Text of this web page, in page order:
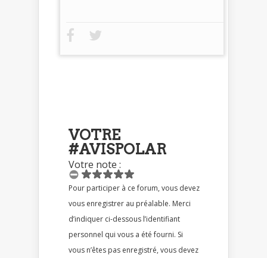
VOTRE
#AVISPOLAR
Votre note :
Pour participer à ce forum, vous devez
vous enregistrer au préalable. Merci
d’indiquer ci-dessous l’identifiant
personnel qui vous a été fourni. Si
vous n’êtes pas enregistré, vous devez